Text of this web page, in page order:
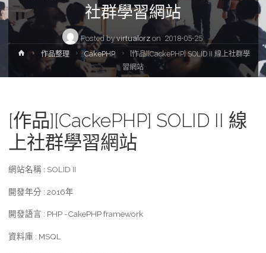
社群學習網站
Posted byvirtualorzon 2018-05-25
Home作品整理 CakePHP
[作品][CackePHP] SOLID II 線上社群學
習網站
[作品][CackePHP] SOLID II 線
上社群學習網站
網站名稱 : SOLID II
開發年分 : 2016年
開發語言 : PHP -CakePHP framework
資料庫 : MSQL